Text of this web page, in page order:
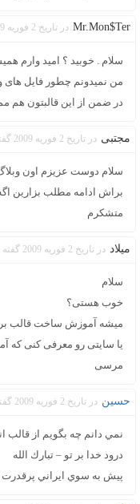
Mr.Mon$Ter در تاریخ 2 فوریه 2009 گفته :
سلام . خوبید ؟ امید وارم
من نمیدونم چطور فایل های
در ضمن از این قالبتون هم
مجتبی در تاریخ 2 فوریه 2009 گفته :
براش ادامه مطلب بزارین
متشکرم
میلاد در تاریخ 2 فوریه 2009 گفته :
سلام
خوب هستی؟
میشه آموزش ساخت قالب
یا سایتی رو معرفی کنی که
مرسی
حسين در تاریخ 2 فوریه 2009 گفته :
نمي دانم چه بگويم از قالب
درود خدا بر تو – تبارك الله
پيش به سوي ايراني پرقدرت